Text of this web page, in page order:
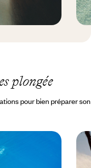
plongée
pour bien préparer son